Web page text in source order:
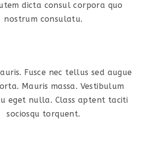
dicta consul corpora quo
nostrum consulatu.
Fusce nec tellus sed augue
Mauris massa. Vestibulum
eget nulla. Class aptent taciti
sociosqu torquent.